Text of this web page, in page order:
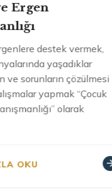
öğrencilere
hizmeti
durumlarda